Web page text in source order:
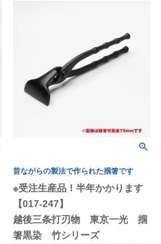
昔ながらの製法で作られた掴箸です
※受注生産品！半年かかります
【017-247】
越後三条打刃物 東京一光 掴
箸黒染 竹シリーズ